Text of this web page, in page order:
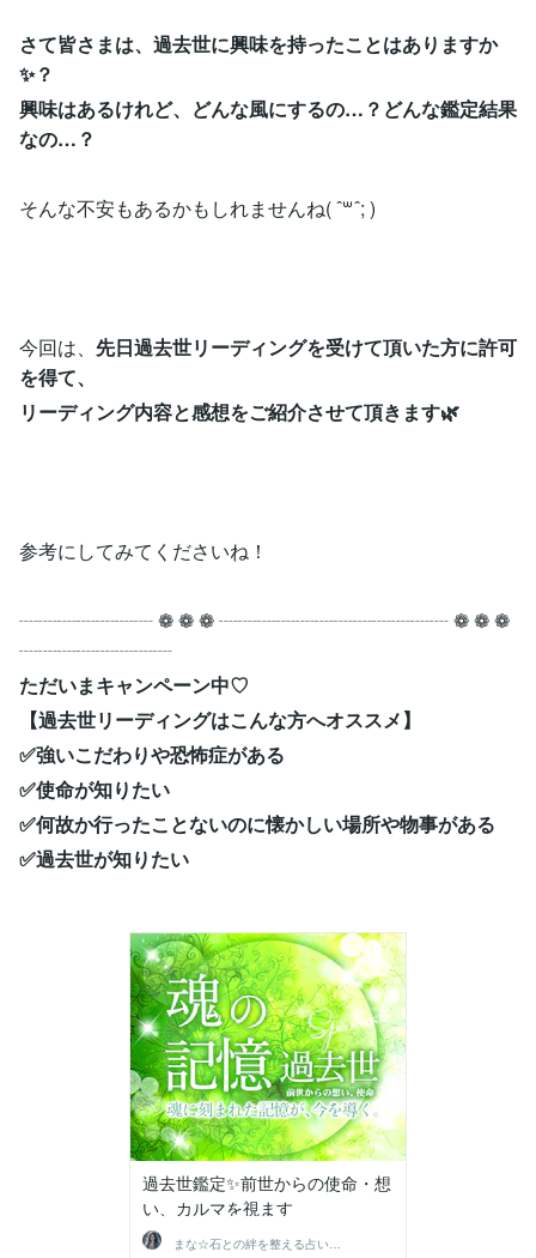
さて皆さまは、過去世に興味を持ったことはありますか
✨？
興味はあるけれど、どんな風にするの…？どんな鑑定結果
なの…？
そんな不安もあるかもしれませんね( ˆ꒳ˆ; )
今回は、 先日過去世リーディングを受けて頂いた方に許可
を得て、
リーディング内容と感想をご紹介させて頂きます🌿
参考にしてみてくださいね！
┈┈┈┈┈┈┈ ❁ ❁ ❁ ┈┈┈┈┈┈┈┈┈┈┈┈ ❁ ❁ ❁
┈┈┈┈┈┈┈┈
ただいまキャンペーン中♡
【過去世リーディングはこんな方へオススメ】
✅強いこだわりや恐怖症がある
✅使命が知りたい
✅何故か行ったことないのに懐かしい場所や物事がある
✅過去世が知りたい
過去世鑑定✨前世からの使命・想
い、カルマを視ます
まな☆石との絆を整える占い師＆セラピスト